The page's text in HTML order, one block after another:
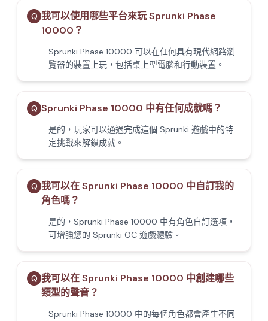
Q 我可以使用哪些平台來玩 Sprunki Phase
10000？
Sprunki Phase 10000 可以在任何具有現代網路瀏
覽器的裝置上玩，包括桌上型電腦和行動裝置。
Q Sprunki Phase 10000 中有任何成就嗎？
是的，玩家可以通過完成這個 Sprunki 遊戲中的特
定挑戰來解鎖成就。
Q 我可以在 Sprunki Phase 10000 中自訂我的
角色嗎？
是的，Sprunki Phase 10000 中有角色自訂選項，
可增強您的 Sprunki OC 遊戲體驗。
Q 我可以在 Sprunki Phase 10000 中創建哪些
類型的聲音？
Sprunki Phase 10000 中的每個角色都會產生不同